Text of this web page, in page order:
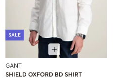
SALE
GANT
SHIELD OXFORD BD SHIRT